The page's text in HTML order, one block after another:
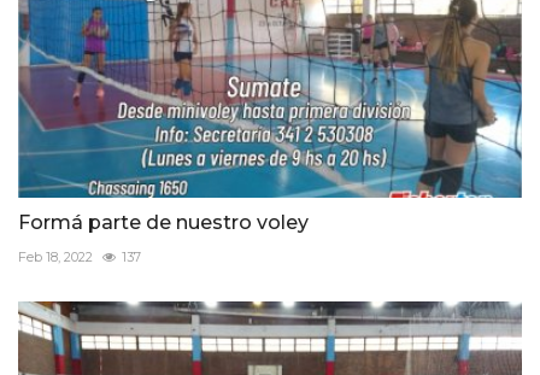
Formá parte de nuestro voley
Feb 18, 2022 137